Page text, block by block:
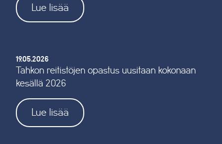
Lue lisää
19.05.2026
Tahkon reitistöjen opastus uusitaan kokonaan
kesällä 2026
Lue lisää